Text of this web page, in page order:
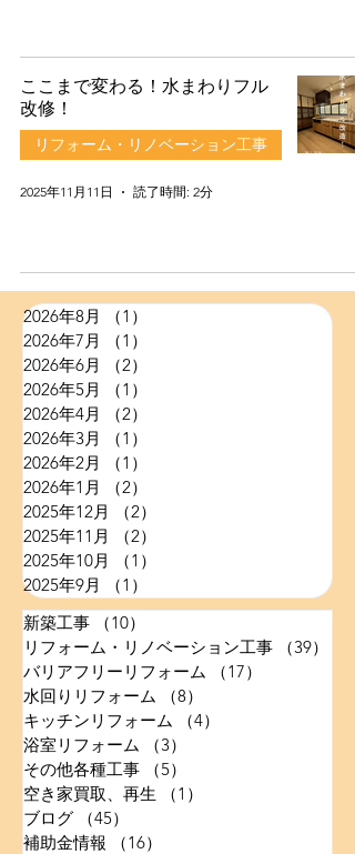
ここまで変わる！水まわりフル
改修！
リフォーム・リノベーション工事
2025年11月11日 読了時間: 2分
2026年8月 （1）
2026年7月
（1）
2026年6月
（2）
2026年5月
（1）
2026年4月
（2）
2026年3月
（1）
2026年2月
（1）
2026年1月
（2）
2025年12月
（2）
2025年11月
（2）
2025年10月
（1）
2025年9月
（1）
新築工事
（10）
リフォーム・リノベーション工事
（39）
バリアフリーリフォーム
（17）
水回りリフォーム
（8）
キッチンリフォーム
（4）
浴室リフォーム
（3）
その他各種工事
（5）
空き家買取、再生
（1）
ブログ
（45）
補助金情報
（16）